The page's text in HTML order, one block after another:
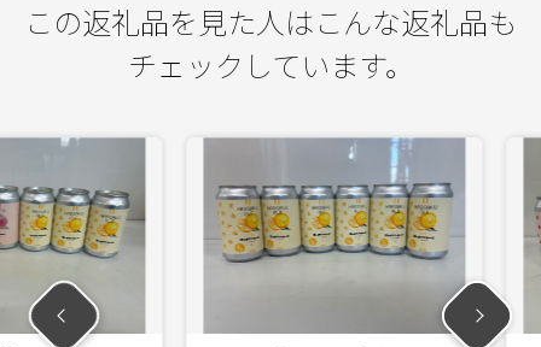
この返礼品を見た人はこんな返礼品も
チェックしています。